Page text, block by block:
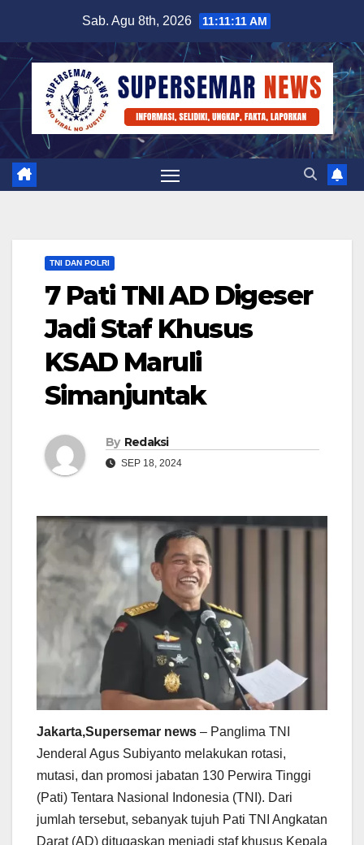
content
Sab. Agu 8th, 2026 11:11:11 AM
TNI DAN POLRI
7 Pati TNI AD Digeser
Jadi Staf Khusus
KSAD Maruli
Simanjuntak
By Redaksi
SEP 18, 2024
Jakarta,Supersemar news – Panglima TNI
Jenderal Agus Subiyanto melakukan rotasi,
mutasi, dan promosi jabatan 130 Perwira Tinggi
(Pati) Tentara Nasional Indonesia (TNI). Dari
jumlah tersebut, sebanyak tujuh Pati TNI Angkatan
Darat (AD) ditugaskan menjadi staf khusus Kepala